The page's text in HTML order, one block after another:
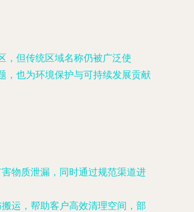
，但传统区域名称仍被广泛使
，也为环境保护与可持续发展贡献
物质泄漏，同时通过规范渠道进
运，帮助客户高效清理空间，部